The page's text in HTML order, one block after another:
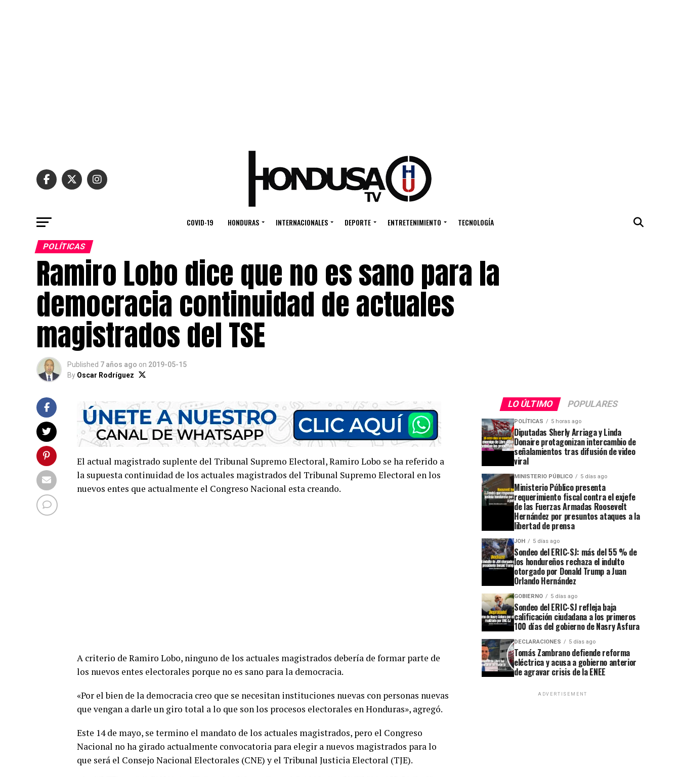
COVID-19 HONDURAS INTERNACIONALES DEPORTE ENTRETENIMIENTO TECNOLOGÍA
POLÍTICAS
Ramiro Lobo dice que no es sano para la
democracia continuidad de actuales
magistrados del TSE
Published 7 años ago on 2019-05-15
By Oscar Rodríguez
El actual magistrado suplente del Tribunal Supremo Electoral, Ramiro Lobo se ha referido a
la supuesta continuidad de los actuales magistrados del Tribunal Supremo Electoral en los
nuevos entes que actualmente el Congreso Nacional esta creando.
A criterio de Ramiro Lobo, ninguno de los actuales magistrados debería de formar parte de
los nuevos entes electorales porque no es sano para la democracia.
«Por el bien de la democracia creo que se necesitan instituciones nuevas con personas nuevas
que vengan a darle un giro total a lo que son los procesos electorales en Honduras», agregó.
Este 14 de mayo, se termino el mandato de los actuales magistrados, pero el Congreso
Nacional no ha girado actualmente convocatoria para elegir a nuevos magistrados para lo
que será el Consejo Nacional Electorales (CNE) y el Tribunal Justicia Electoral (TJE).
LO ÚLTIMO POPULARES
POLÍTICAS 5 horas ago
Diputadas Sherly Arriaga y Linda
Donaire protagonizan intercambio de
señalamientos tras difusión de video
viral
MINISTERIO PÚBLICO 5 días ago
Ministerio Público presenta
requerimiento fiscal contra el exjefe
de las Fuerzas Armadas Roosevelt
Hernández por presuntos ataques a la
libertad de prensa
JOH 5 días ago
Sondeo del ERIC-SJ: más del 55 % de
los hondureños rechaza el indulto
otorgado por Donald Trump a Juan
Orlando Hernández
GOBIERNO 5 días ago
Sondeo del ERIC-SJ refleja baja
calificación ciudadana a los primeros
100 días del gobierno de Nasry Asfura
DECLARACIONES 5 días ago
Tomás Zambrano defiende reforma
eléctrica y acusa a gobierno anterior
de agravar crisis de la ENEE
ADVERTISEMENT